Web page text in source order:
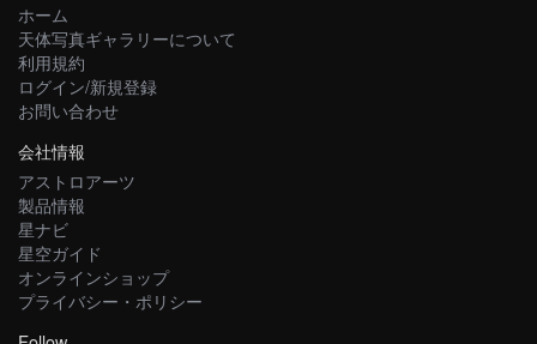
ホーム
天体写真ギャラリーについて
利用規約
ログイン/新規登録
お問い合わせ
会社情報
アストロアーツ
製品情報
星ナビ
星空ガイド
オンラインショップ
プライバシー・ポリシー